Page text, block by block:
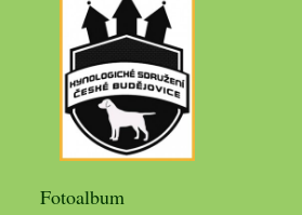
Fotoalbum